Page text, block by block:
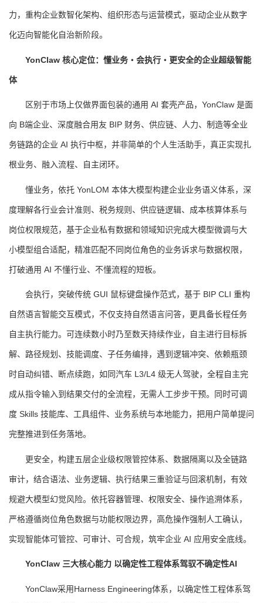
力，重构企业数智化架构、组织形态与运营模式，驱动企业从数字
化迈向智能化自治新阶段。
YonClaw 核心定位：懂业务・会执行・更安全的企业超级智能
体
区别于市场上仅做界面包装的通用 AI 套壳产品，YonClaw 是面
向 B端企业、深度融合用友 BIP 财务、供应链、人力、制造等全业
务链路的企业 AI 执行中枢，并非简单的个人生活助手，真正实现扎
根业务、融入流程、自主闭环。
懂业务，依托 YonLOM 本体大模型构建企业业务语义体系，深
度理解各行业会计准则、税务规则、供应链逻辑、成本核算体系与
岗位权限规范，基于企业私有数据和领域知识完成大模型微调与大
小模型组合适配，精准匹配不同岗位角色的业务诉求与数据权限，
打破通用 AI 不懂行业、不懂流程的短板。
会执行，突破传统 GUI 鼠标键盘操作范式，基于 BIP CLI 重构
自然语言智能交互模式，不仅支持自然语言问答，更具备长程任务
自主执行能力。可连续数小时乃至数天持续作业，自主进行目标拆
解、路径规划、技能调度、子任务编排，遇到逻辑冲突、依赖瓶颈
时自动纠错、断点续跑，如同汽车 L3/L4 级无人驾驶，全程自主完
成从指令输入到结果交付的全流程，无需人工步步干预。同时可调
度 Skills 技能库、工具组件、业务系统与本地能力，把用户简单提问
完整推进到任务落地。
更安全，构建五层企业级权限管控体系、数据隔离以及全链路
审计，结合语法、业务逻辑、执行结果三重验证与回滚机制，有效
规避大模型幻觉风险。依托容器管理、权限安全、操作追溯体系，
严格遵循岗位角色数据与功能权限边界，高危操作强制人工确认，
实现智能体可管控、可审计、可合规，筑牢企业 AI 应用安全底线。
YonClaw 三大核心能力 以确定性工程体系驾驭不确定性AI
YonClaw采用Harness Engineering体系，以确定性工程体系驾